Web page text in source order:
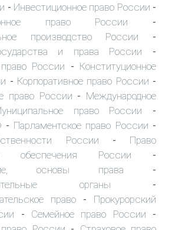
- Инвестиционное право России -
право России -
производство России -
и права России -
России - Конституционное
- Корпоративное право России -
право России - Международное
право России -
- Парламентское право России -
России - Право
обеспечения России -
основы права -
органы -
право - Прокурорский
- Семейное право России -